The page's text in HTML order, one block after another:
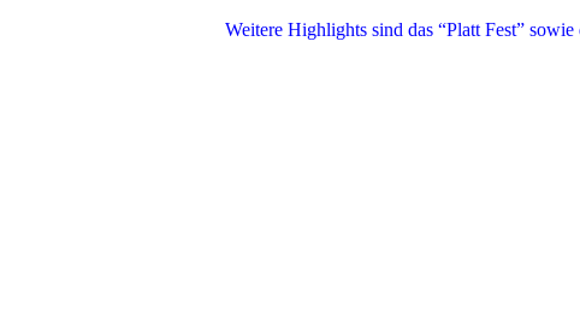
Weitere Highlights sind das “Platt Fest”